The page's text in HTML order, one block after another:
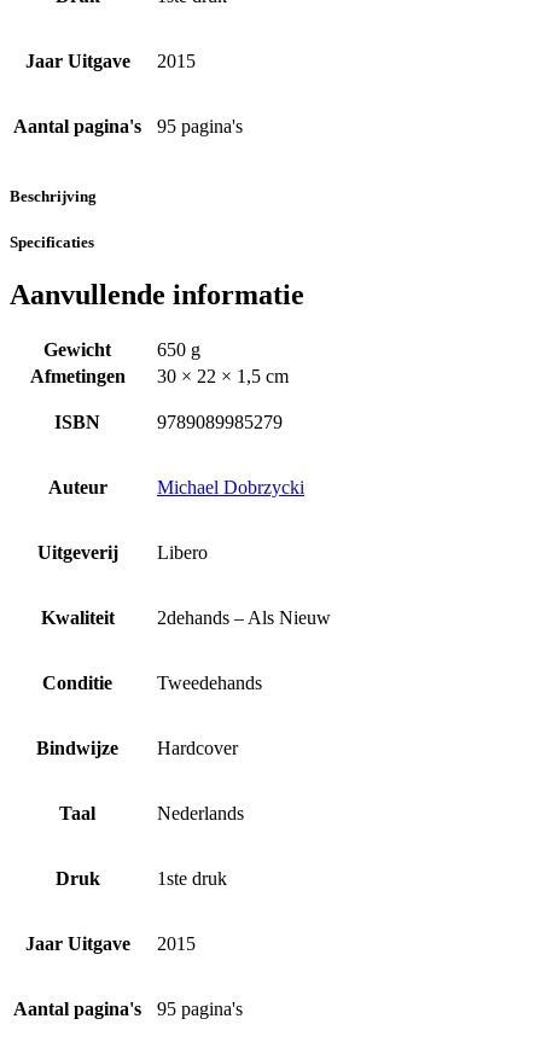
Jaar Uitgave 2015
Aantal pagina's 95 pagina's
Beschrijving
Specificaties
Aanvullende informatie
Gewicht
650 g
Afmetingen
30 × 22 × 1,5 cm
ISBN 9789089985279
Auteur Michael Dobrzycki
Uitgeverij Libero
Kwaliteit 2dehands – Als Nieuw
Conditie Tweedehands
Bindwijze Hardcover
Taal Nederlands
Druk 1ste druk
Jaar Uitgave 2015
Aantal pagina's 95 pagina's